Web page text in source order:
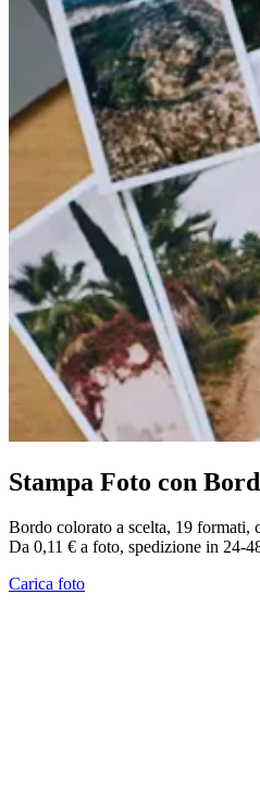
Stampa Foto con
Bordo colorato a scelta, 19 formati,
Da 0,11 € a foto, spedizione in 24-
Carica foto